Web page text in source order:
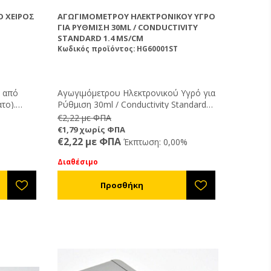
ΧΕΙΡΌΣ
από
των
από
μέλι
να
ΑΓΩΓΙΜΌΜΕΤΡΟΥ ΗΛΕΚΤΡΟΝΙΚΟΎ ΥΓΡΌ
ΓΙΑ ΡΎΘΜΙΣΗ 30ML / CONDUCTIVITY
STANDARD 1.4 MS/CM
Κωδικός προϊόντος: HG60001ST
Αγωγιμόμετρου Ηλεκτρονικού Υγρό για
Ρύθμιση 30ml / Conductivity Standard
1.4 mS/cm.
€2,22 με ΦΠΑ
€1,79 χωρίς ΦΠΑ
€2,22 με ΦΠΑ Έκπτωση: 0,00%
Διαθέσιμο